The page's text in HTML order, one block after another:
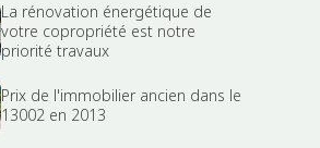
La rénovation énergétique de
votre copropriété est notre
priorité travaux
Prix de l'immobilier ancien dans le
13002 en 2013